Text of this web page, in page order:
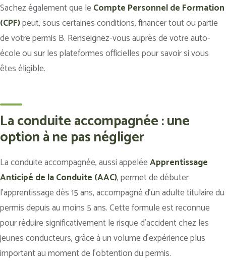
Sachez également que leCompte Personnel de Formation
(CPF)peut, sous certaines conditions, financer tout ou partie
de votre permis B. Renseignez-vous auprès de votre auto-
école ou sur les plateformes officielles pour savoir si vous
êtes éligible.
La conduite accompagnée : une
option à ne pas négliger
La conduite accompagnée, aussi appeléeApprentissage
Anticipé de la Conduite (AAC), permet de débuter
l’apprentissage dès 15 ans, accompagné d’un adulte titulaire du
permis depuis au moins 5 ans. Cette formule est reconnue
pour réduire significativement le risque d’accident chez les
jeunes conducteurs, grâce à un volume d’expérience plus
important au moment de l’obtention du permis.